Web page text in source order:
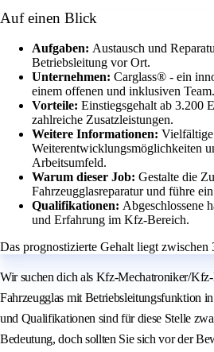
Auf einen Blick
Aufgaben: Austausch und
Betriebsleitung vor Ort.
Unternehmen: Carglass® - ein
einem offenen und inklusiven Team.
Vorteile: Einstiegsgehalt ab 3.200
zahlreiche Zusatzleistungen.
Weitere Informationen: Vielfältige
Weiterentwicklungsmöglichkeiten
Arbeitsumfeld.
Warum dieser Job: Gestalte die
Fahrzeugglasreparatur und führe
Qualifikationen: Abgeschlossene
und Erfahrung im Kfz-Bereich.
Das prognostizierte Gehalt liegt
Wir suchen dich als Kfz-Mechatroniker/
Fahrzeugglas mit Betriebsleitungsfunktion
und Qualifikationen sind für diese Stelle
Bedeutung, doch sollten Sie sich vor der